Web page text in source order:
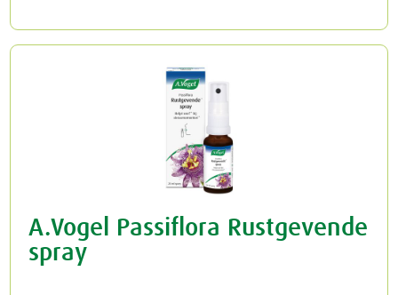
A.Vogel Passiflora Rustgevende
spray